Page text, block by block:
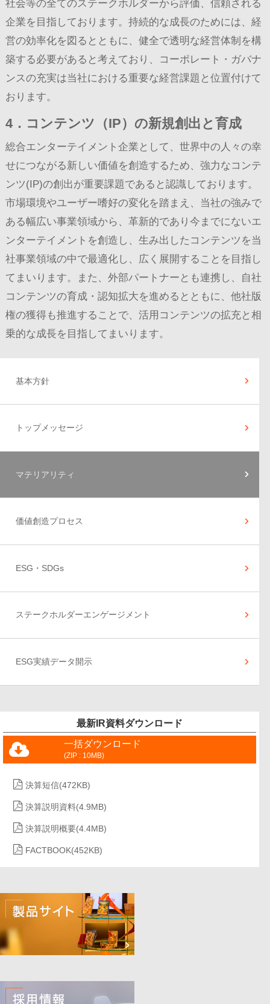
社会等の全てのステークホルダーから評価、信頼される
企業を目指しております。持続的な成長のためには、経
営の効率化を図るとともに、健全で透明な経営体制を構
築する必要があると考えており、コーポレート・ガバナ
ンスの充実は当社における重要な経営課題と位置付けて
おります。
4．コンテンツ（IP）の新規創出と育成
総合エンターテイメント企業として、世界中の人々の幸
せにつながる新しい価値を創造するため、強力なコンテ
ンツ(IP)の創出が重要課題であると認識しております。
市場環境やユーザー嗜好の変化を踏まえ、当社の強みで
ある幅広い事業領域から、革新的であり今までにないエ
ンターテイメントを創造し、生み出したコンテンツを当
社事業領域の中で最適化し、広く展開することを目指し
てまいります。また、外部パートナーとも連携し、自社
コンテンツの育成・認知拡大を進めるとともに、他社版
権の獲得も推進することで、活用コンテンツの拡充と相
乗的な成長を目指してまいります。
基本方針
トップメッセージ
マテリアリティ
価値創造プロセス
ESG・SDGs
ステークホルダーエンゲージメント
ESG実績データ開示
最新IR資料ダウンロード
一括ダウンロード
(ZIP : 10MB)
決算短信(472KB)
決算説明資料(4.9MB)
決算説明概要(4.4MB)
FACTBOOK(452KB)